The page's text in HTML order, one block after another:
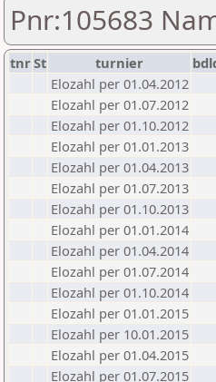
Pnr:105683
tnrSt turnier
Elozahl per 01.04.2012
Elozahl per 01.07.2012
Elozahl per 01.10.2012
Elozahl per 01.01.2013
Elozahl per 01.04.2013
Elozahl per 01.07.2013
Elozahl per 01.10.2013
Elozahl per 01.01.2014
Elozahl per 01.04.2014
Elozahl per 01.07.2014
Elozahl per 01.10.2014
Elozahl per 01.01.2015
Elozahl per 10.01.2015
Elozahl per 01.04.2015
Elozahl per 01.07.2015